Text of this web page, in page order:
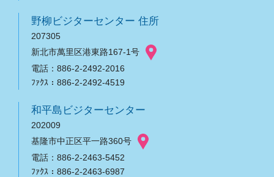
野柳ビジターセンター 住所
207305
新北市萬里区港東路167-1号
電話：886-2-2492-2016
ﾌｧｸｽ：886-2-2492-4519
和平島ビジターセンター
202009
基隆市中正区平一路360号
電話：886-2-2463-5452
ﾌｧｸｽ：886-2-2463-6987